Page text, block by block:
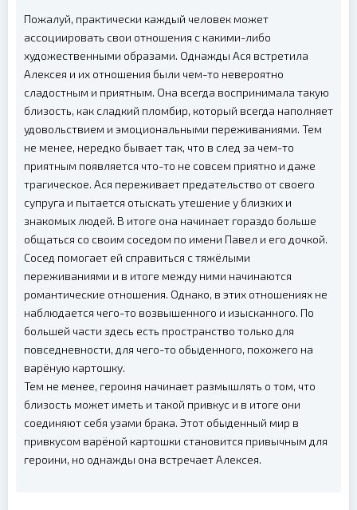
Пожалуй, практически каждый человек может
ассоциировать свои отношения с какими-либо
художественными образами. Однажды Ася встретила
Алексея и их отношения были чем-то невероятно
сладостным и приятным. Она всегда воспринимала такую
близость, как сладкий пломбир, который всегда наполняет
удовольствием и эмоциональными переживаниями. Тем
не менее, нередко бывает так, что в след за чем-то
приятным появляется что-то не совсем приятно и даже
трагическое. Ася переживает предательство от своего
супруга и пытается отыскать утешение у близких и
знакомых людей. В итоге она начинает гораздо больше
общаться со своим соседом по имени Павел и его дочкой.
Сосед помогает ей справиться с тяжёлыми
переживаниями и в итоге между ними начинаются
романтические отношения. Однако, в этих отношениях не
наблюдается чего-то возвышенного и изысканного. По
большей части здесь есть пространство только для
повседневности, для чего-то обыденного, похожего на
варёную картошку.
Тем не менее, героиня начинает размышлять о том, что
близость может иметь и такой привкус и в итоге они
соединяют себя узами брака. Этот обыденный мир в
привкусом варёной картошки становится привычным для
героини, но однажды она встречает Алексея.